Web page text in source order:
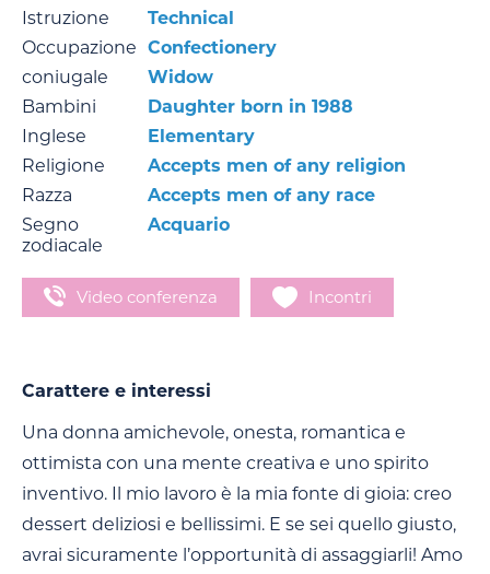
Istruzione
Technical
Occupazione Confectionery
coniugale
Widow
Bambini
Daughter born in 1988
Inglese
Elementary
Religione
Accepts men of any religion
Razza
Accepts men of any race
Segno
zodiacale
Acquario
Video conferenza Incontri
Carattere e interessi
Una donna amichevole, onesta, romantica e
ottimista con una mente creativa e uno spirito
inventivo. Il mio lavoro è la mia fonte di gioia: creo
dessert deliziosi e bellissimi. E se sei quello giusto,
avrai sicuramente l’opportunità di assaggiarli! Amo